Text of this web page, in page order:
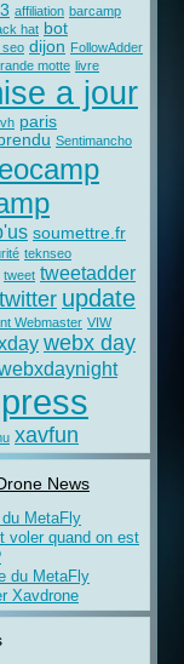
affiliation barcamp
hat bot
seo dijon FollowAdder
motte livre
a jour
paris
Sentimancho
soumettre.fr
teknseo
tweet tweetadder
twitter update
Webmaster VIW
webx day
xavfun
News
du MetaFly
voler quand on est
du MetaFly
Xavdrone